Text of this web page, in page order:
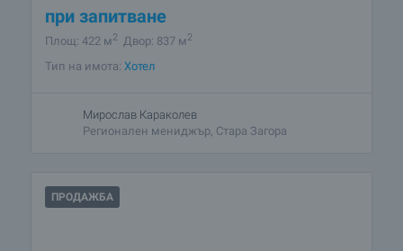
при запитване
Площ: 422 м2 Двор: 837 м2
Тип на имота: Хотел
Мирослав Караколев
Регионален мениджър, Стара Загора
ПРОДАЖБА